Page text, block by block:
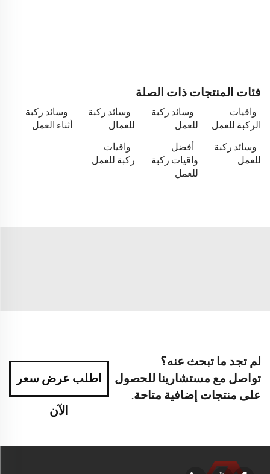
فئات المنتجات ذات الصلة
واقيات
الركبة للعمل
وسائد ركبة
للعمل
وسائد ركبة
للعمال
وسائد ركبة
أثناء العمل
وسائد ركبة
للعمل
أفضل
واقيات ركبة
للعمل
واقيات
ركبة للعمل
لم تجد ما تبحث عنه؟
تواصل مع مستشارينا للحصول
على منتجات إضافية متاحة.
اطلب عرض سعر
الآن